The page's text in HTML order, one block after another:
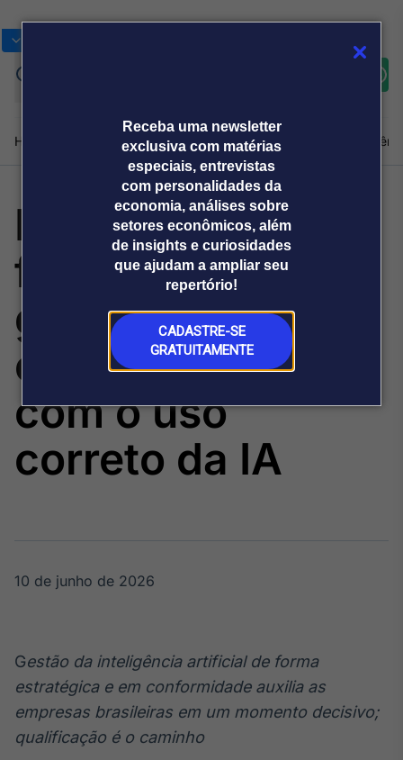
Receba uma newsletter
exclusiva com matérias
especiais, entrevistas
com personalidades da
economia, análises sobre
setores econômicos, além
de insights e curiosidades
que ajudam a ampliar seu
repertório!
CADASTRE-SE
GRATUITAMENTE
Home Produtos e soluçõesNotíciasBlogWeekend
Plataformas
Broadcast
Broadcast+
O mercado
financeiro em
tempo real
Broadcast
Agro
Tudo sobre o
agronegócio
Energia
O setor de
energia elétrica
Sobre nós Releases Broadcast
Prêmio Broadcast
Analistas
Prêmio Broadcast
Empresas
Agências de
comunicação
Releases
Indústria
farmacêutica
ganha
competitividade
com o uso
correto da IA
10 de junho de 2026
Gestão da inteligência artificial de forma
estratégica e em conformidade auxilia as
empresas brasileiras em um momento decisivo;
qualificação é o caminho